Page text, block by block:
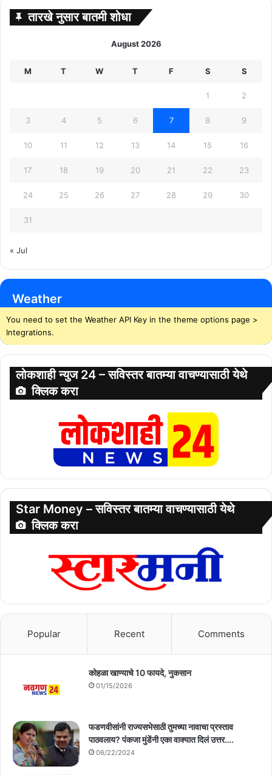
तारखे नुसार बातमी शोधा
August 2026
M T W T F S S
1 2
3 4 5 6 7 8 9
10 11 12 13 14 15 16
17 18 19 20 21 22 23
24 25 26 27 28 29 30
31
« Jul
Weather
You need to set the Weather API Key in the theme options page >
Integrations.
लोकशाही न्युज 24 – सविस्तर बातम्या वाचण्यासाठी येथे
क्लिक करा
Star Money – सविस्तर बातम्या वाचण्यासाठी येथे
क्लिक करा
Popular Recent Comments
कोहळा खाण्याचे 10 फायदे, नुकसान
01/15/2026
फडणवीसांनी राज्यसभेसाठी तुमच्या नावाचा प्रस्ताव
पाठवलाय? पंकजा मुंडेंनी एका वाक्यात दिलं उत्तर….
06/22/2024